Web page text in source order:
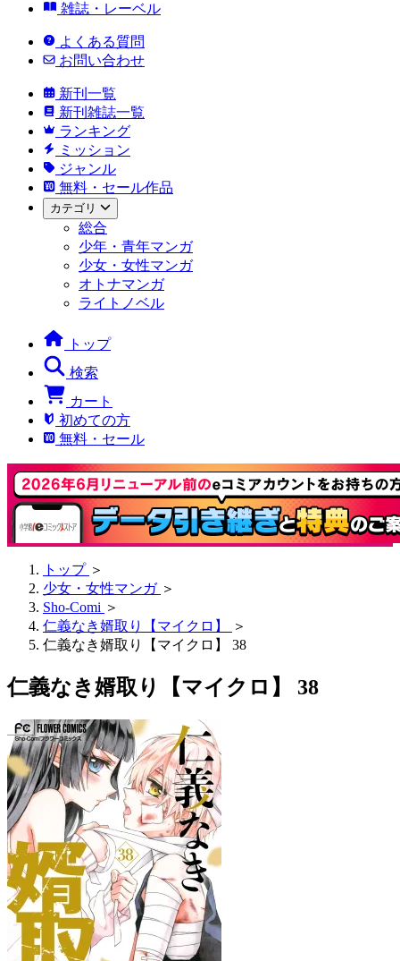
雑誌・レーベル
よくある質問
お問い合わせ
新刊一覧
新刊雑誌一覧
ランキング
ミッション
ジャンル
無料・セール作品
カテゴリ
総合
少年・青年マンガ
少女・女性マンガ
オトナマンガ
ライトノベル
トップ
検索
カート
初めての方
無料・セール
トップ ＞
少女・女性マンガ ＞
Sho-Comi ＞
仁義なき婿取り【マイクロ】
＞
仁義なき婿取り【マイクロ】 38
仁義なき婿取り【マイクロ】 38